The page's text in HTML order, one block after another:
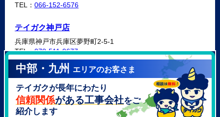
TEL： 066-152-6576
テイガク神戸店
兵庫県神戸市兵庫区夢野町2-5-1
TEL：078-511-9677
テイガク泉北・泉南店
大阪府泉北郡忠岡町高月南3-14
TEL：072-521-2637
中部・九州 エリアのお客さま
テイガクが長年にわたり
信頼関係がある工事会社をご
紹介します